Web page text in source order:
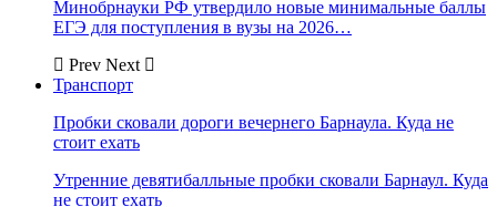
Минобрнауки РФ утвердило новые минимальные баллы
ЕГЭ для поступления в вузы на 2026…
Prev Next
Транспорт
Пробки сковали дороги вечернего Барнаула. Куда не
стоит ехать
Утренние девятибалльные пробки сковали Барнаул. Куда
не стоит ехать